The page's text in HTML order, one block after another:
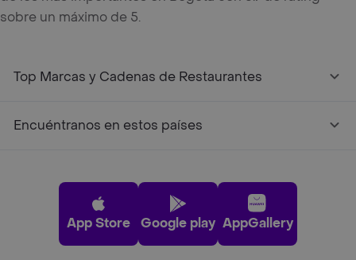
sobre un máximo de 5.
Top Marcas y Cadenas de Restaurantes
Encuéntranos en estos países
App Store Google play AppGallery